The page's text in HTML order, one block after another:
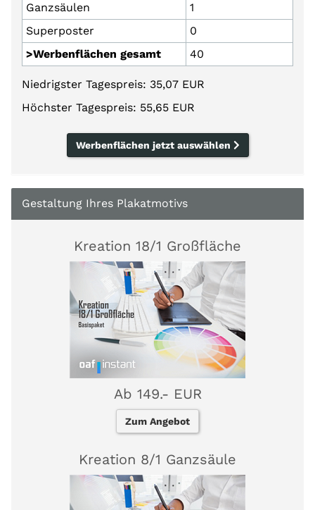
Ganzsäulen
1
Superposter
0
>Werbenflächen gesamt
40
Niedrigster Tagespreis: 35,07 EUR
Höchster Tagespreis: 55,65 EUR
Werbenflächen jetzt auswählen
Gestaltung Ihres Plakatmotivs
Kreation 18/1 Großfläche
Ab 149.- EUR
Zum Angebot
Kreation 8/1 Ganzsäule